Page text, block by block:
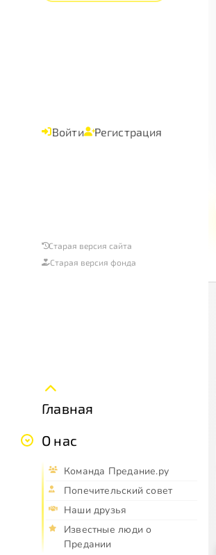
Войти Регистрация
Старая версия сайта
Старая версия фонда
Главная
О нас
Команда Предание.ру
Попечительский совет
Наши друзья
Известные люди о
Предании